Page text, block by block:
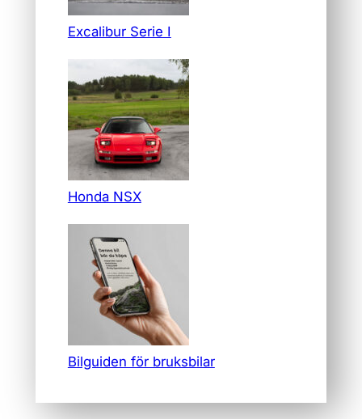
Excalibur Serie I
Honda NSX
Bilguiden för bruksbilar